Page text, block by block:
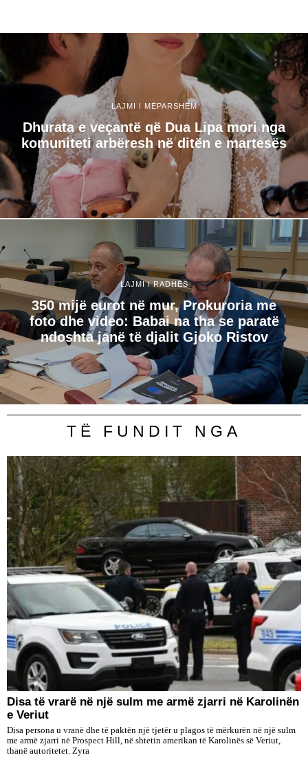
LAJMI I MËPARSHËM
Dhurata e veçantë që Dua Lipa mori nga
komuniteti arbëresh në ditën e martesës
LAJMI I RADHËS
350 mijë eurot në mur, Prokuroria me
foto dhe video: Babai na tha se paratë
ndoshta janë të djalit Gjoko Ristov
TË FUNDIT NGA
Disa të vrarë në një sulm me armë zjarri në Karolinën
e Veriut
Disa persona u vranë dhe të paktën një tjetër u plagos të mërkurën në një sulm
me armë zjarri në Prospect Hill, në shtetin amerikan të Karolinës së Veriut,
thanë autoritetet. Zyra